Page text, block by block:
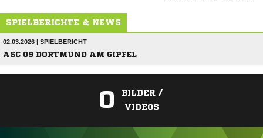
SPIELBERICHTE & NEWS
02.03.2026 | SPIELBERICHT
ASC 09 DORTMUND AM GIPFEL
0
BILDER /
VIDEOS